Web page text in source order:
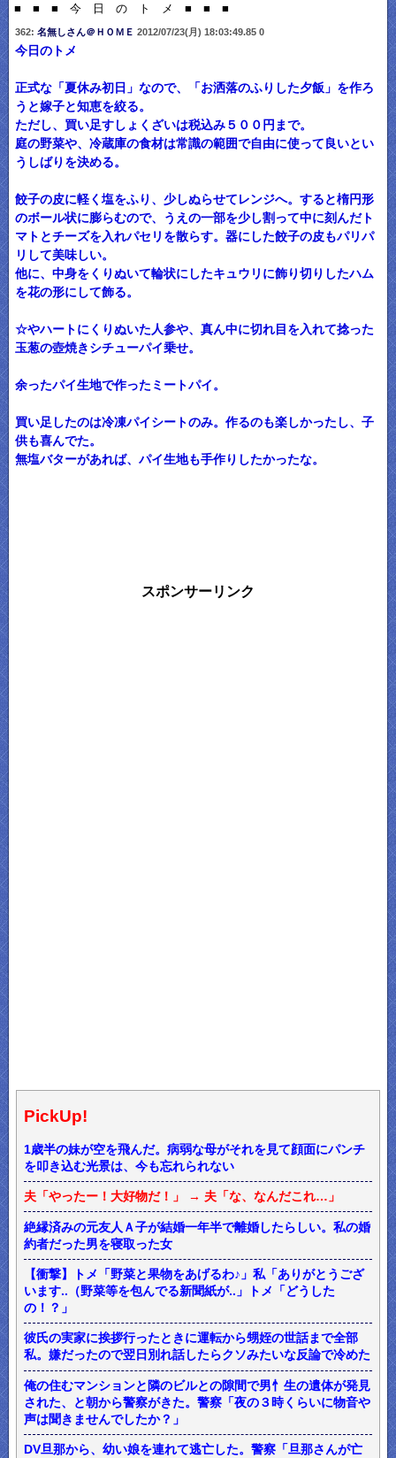
■ ■ ■ 今 日 の ト メ ■ ■ ■
362: 名無しさん＠ＨＯＭＥ 2012/07/23(月) 18:03:49.85 0
今日のトメ
正式な「夏休み初日」なので、「お洒落のふりした夕飯」を作ろ
うと嫁子と知恵を絞る。
ただし、買い足すしょくざいは税込み５００円まで。
庭の野菜や、冷蔵庫の食材は常識の範囲で自由に使って良いとい
うしばりを決める。
餃子の皮に軽く塩をふり、少しぬらせてレンジへ。すると楕円形
のボール状に膨らむので、うえの一部を少し割って中に刻んだト
マトとチーズを入れパセリを散らす。器にした餃子の皮もパリパ
リして美味しい。
他に、中身をくりぬいて輪状にしたキュウリに飾り切りしたハム
を花の形にして飾る。
☆やハートにくりぬいた人参や、真ん中に切れ目を入れて捻った
玉葱の壺焼きシチューパイ乗せ。
余ったパイ生地で作ったミートパイ。
買い足したのは冷凍パイシートのみ。作るのも楽しかったし、子
供も喜んでた。
無塩バターがあれば、パイ生地も手作りしたかったな。
スポンサーリンク
PickUp!
1歳半の妹が空を飛んだ。病弱な母がそれを見て顔面にパンチ
を叩き込む光景は、今も忘れられない
夫「やったー！大好物だ！」 → 夫「な、なんだこれ…」
絶縁済みの元友人Ａ子が結婚一年半で離婚したらしい。私の婚
約者だった男を寝取った女
【衝撃】トメ「野菜と果物をあげるわ♪」私「ありがとうござ
います..（野菜等を包んでる新聞紙が..」トメ「どうした
の！？」
彼氏の実家に挨拶行ったときに運転から甥姪の世話まで全部
私。嫌だったので翌日別れ話したらクソみたいな反論で冷めた
俺の住むマンションと隣のビルとの隙間で男忄生の遺体が発見
された、と朝から警察がきた。警察「夜の３時くらいに物音や
声は聞きませんでしたか？」
DV旦那から、幼い娘を連れて逃亡した。警察「旦那さんが亡